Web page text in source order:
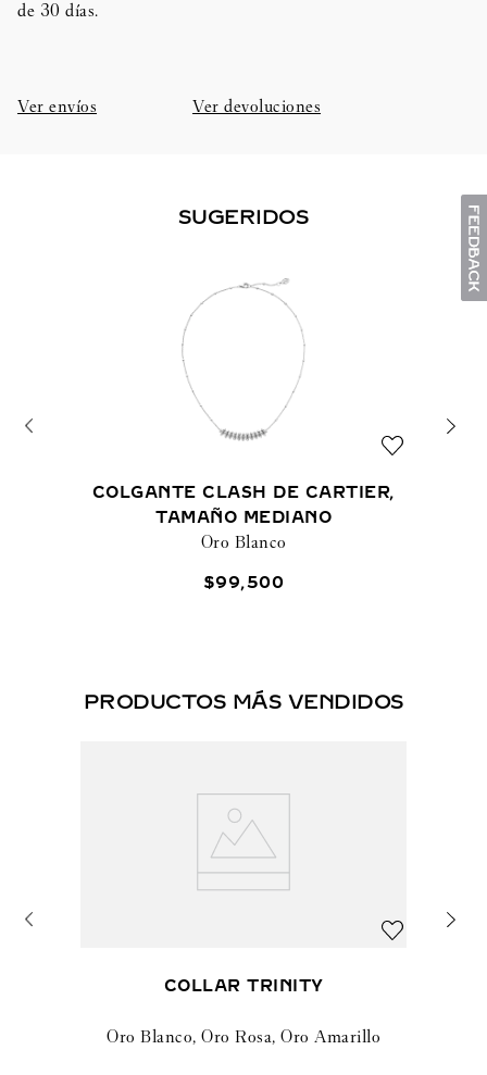
de 30 días.​
Ver envíos Ver devoluciones
SUGERIDOS
COLGANTE CLASH DE CARTIER,
TAMAÑO MEDIANO
Oro Blanco
$99,500
PRODUCTOS MÁS VENDIDOS
COLLAR TRINITY
Oro Blanco, Oro Rosa, Oro Amarillo